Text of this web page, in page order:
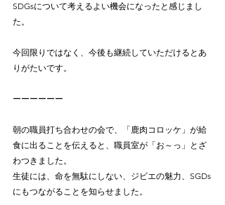
SDGsについて考えるよい機会になったと感じまし
た。
今回限りではなく、今後も継続していただけるとあ
りがたいです。
ーーーーーー
朝の職員打ち合わせの会で、「鹿肉コロッケ」が給
食に出ることを伝えると、職員室が「お～っ」とざ
生徒には、命を無駄にしない、ジビエの魅力、SGDs
にもつながることを知らせました。